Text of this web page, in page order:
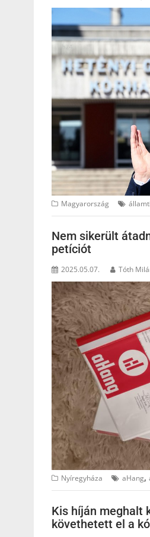
Magyarország
Nem sikerült
petíciót
2025.05.07. Tóth
Nyíregyháza aHang,
Kis híján meghalt
követhetett el a